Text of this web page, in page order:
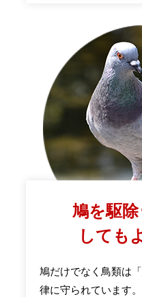
鳩を駆
しても
鳩だけでなく鳥類は
律に守られています